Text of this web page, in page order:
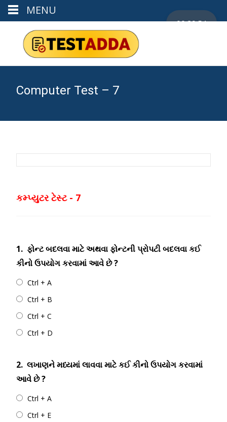
Computer Test – 7
00:29:53
કમ્પ્યુટર ટેસ્ટ - 7
1. ફોન્ટ બદલવા માટે અથવા ફોન્ટની પ્રોપટી બદલવા કઈ
કીનો ઉપયોગ કરવામાં આવે છે ?
Ctrl + A
Ctrl + B
Ctrl + C
Ctrl + D
2. લખાણને મધ્યમાં લાવવા માટે કઈ કીનો ઉપયોગ કરવામાં
આવે છે ?
Ctrl + A
Ctrl + E
MENU